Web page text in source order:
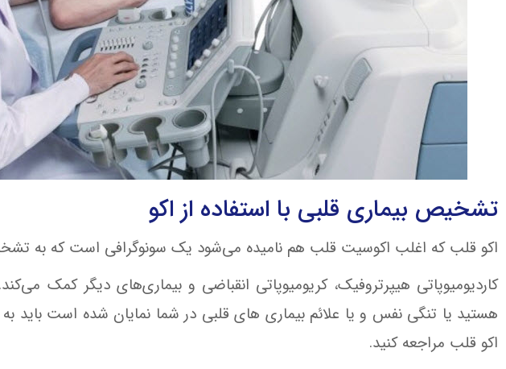
تشخیص بیماری قلبی با استفاده از اکو
اکو قلب که اغلب اکوسیت قلب هم نامیده می‌شود یک سونوگرافی است که به
کاردیومیوپاتی هیپرتروفیک، کریومیوپاتی انقباضی و بیماری‌های دیگر کمک
هستید یا تنگی نفس و یا علائم بیماری های قلبی در شما نمایان شده است
اکو قلب مراجعه کنید.